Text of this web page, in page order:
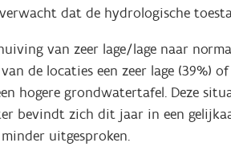
dat de hydrologische
van zeer lage/lage naar
de locaties een zeer lage
hogere grondwatertafel. Deze
bevindt zich dit jaar in een
uitgesproken.